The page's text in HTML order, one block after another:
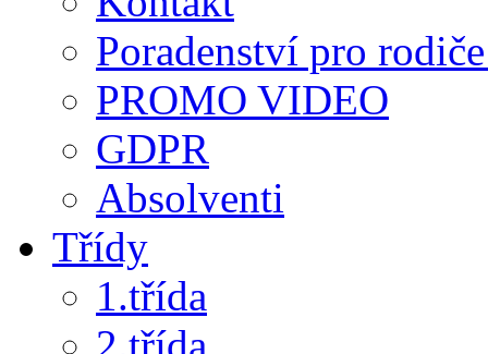
Poradenství pro
PROMO VIDEO
GDPR
Absolventi
Třídy
1.třída